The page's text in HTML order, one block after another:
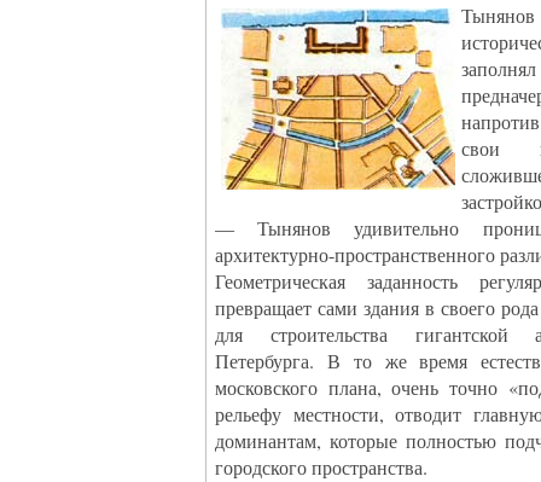
свои
— Тынянов удивительно
архитектурно-пространственного
Геометрическая заданность
превращает сами здания в своего
для строительства гигантской
Петербурга. В то же время
московского плана, очень точно
рельефу местности, отводит
доминантам, которые полностью
городского пространства.